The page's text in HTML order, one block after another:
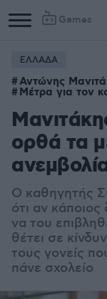
Games
ΕΛΛΑΔΑ
Αντώνης
Μέτρα για τον
ορθά τα
Ο καθηγητής
ότι αν κάποιος
να του
θέτει σε
τους γονείς
πάνε σχολείο